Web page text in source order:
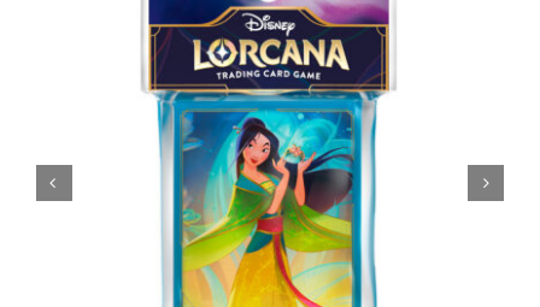
Greidatut kortit